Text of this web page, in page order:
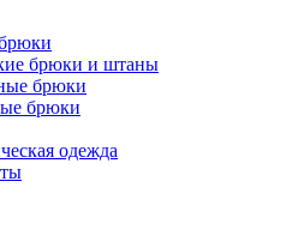
брюки и штаны
брюки
брюки
одежда